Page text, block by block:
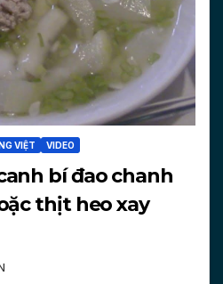
VIỆT VIDEO
bí đao chanh
thịt heo xay